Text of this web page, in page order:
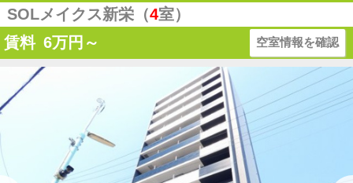
SOLメイクス新栄（4室）
賃料 6万円～ 空室情報を確認